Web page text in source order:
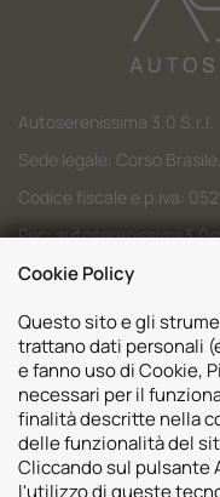
Autoserenissima 3.0 S.r.l.
Sede legale: Corso
Codice fiscale e p.iva:
Pec:
Codice SDI: M5UXCR1
Sedi
Volvo Padova
Volvo Venezia
Risorse
Cookie Policy
Questo sito e gli
trattano dati personali
e fanno uso di Cookie,
necessari per il
finalità descritte nella
delle funzionalità del
Cliccando sul pulsante
l'utilizzo di queste